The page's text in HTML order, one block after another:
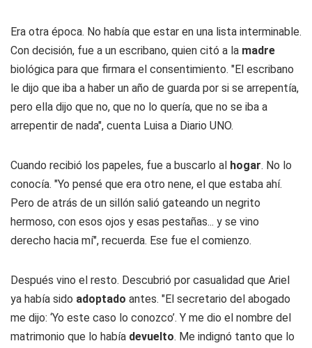
Era otra época. No había que estar en una lista interminable.
Con decisión, fue a un escribano, quien citó a la madre
biológica para que firmara el consentimiento. "El escribano
le dijo que iba a haber un año de guarda por si se arrepentía,
pero ella dijo que no, que no lo quería, que no se iba a
arrepentir de nada", cuenta Luisa a Diario UNO.
Cuando recibió los papeles, fue a buscarlo al hogar. No lo
conocía. "Yo pensé que era otro nene, el que estaba ahí.
Pero de atrás de un sillón salió gateando un negrito
hermoso, con esos ojos y esas pestañas... y se vino
derecho hacia mí", recuerda. Ese fue el comienzo.
Después vino el resto. Descubrió por casualidad que Ariel
ya había sido adoptado antes. "El secretario del abogado
me dijo: ‘Yo este caso lo conozco’. Y me dio el nombre del
matrimonio que lo había devuelto. Me indignó tanto que lo